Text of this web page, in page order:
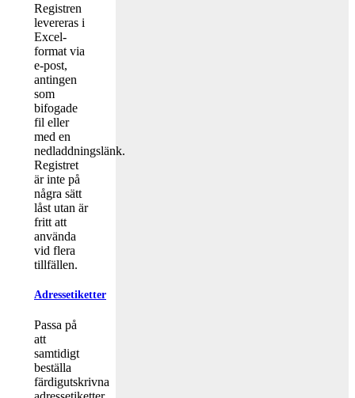
Registren
levereras i
Excel-
format via
e-post,
antingen
som
bifogade
fil eller
med en
nedladdningslänk.
Registret
är inte på
några sätt
låst utan är
fritt att
använda
vid flera
tillfällen.
Adressetiketter
Passa på
att
samtidigt
beställa
färdigutskrivna